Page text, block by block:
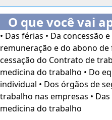
Língua Brasileira de Sinais
recursos, acesse "minha
parte superior e habilite de
O conteúdo do curso ficará
a compra.
O que você vai
• Das férias • Da concessão
remuneração e do abono de
cessação do Contrato de
medicina do trabalho • Do
individual • Dos órgãos de
trabalho nas empresas •
medicina do trabalho